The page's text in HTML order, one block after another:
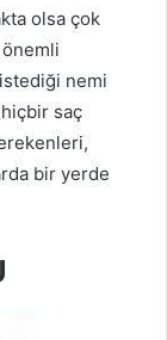
olsa çok
istediği nemi
saç
bir yerde